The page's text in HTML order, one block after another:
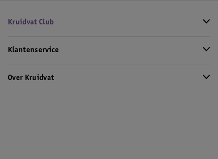
Kruidvat Club
Klantenservice
Over Kruidvat